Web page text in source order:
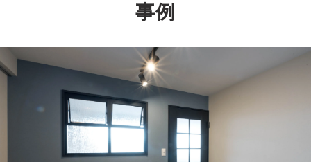
事例